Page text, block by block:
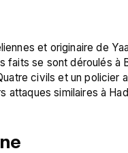
et originaire de
faits se sont déroulés à
civils et un policier
attaques similaires à